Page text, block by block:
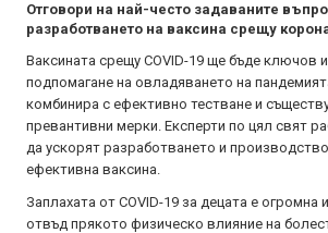
Отговори на най-често задаваните
разработването на ваксина срещу
Ваксината срещу COVID-19 ще бъде ключов
подпомагане на овладяването на
комбинира с ефективно тестване и
превантивни мерки. Експерти по цял свят
да ускорят разработването и
ефективна ваксина.
Заплахата от COVID-19 за децата е огромна
отвъд прякото физическо влияние на